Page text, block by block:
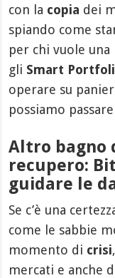
con la copia dei
spiando come
per chi vuole
gli Smart
operare su
possiamo
Altro bagno
recupero:
guidare le
Se c’è una
come le sabbie
momento di crisi
mercati e anche